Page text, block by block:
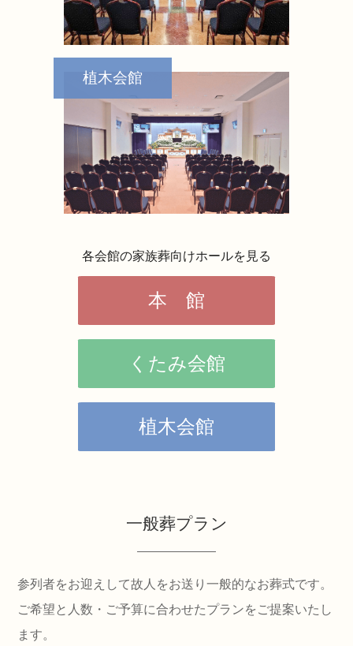
植木会館
各会館の家族葬向けホールを見る
本 館
くたみ会館
植木会館
一般葬プラン
参列者をお迎えして故人をお送り一般的なお葬式です。
ご希望と人数・ご予算に合わせたプランをご提案いたし
ます。